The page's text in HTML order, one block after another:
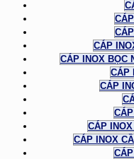
CÁP
CÁP INOX BỌC
CÁP
CÁP
CÁP
CÁP INOX